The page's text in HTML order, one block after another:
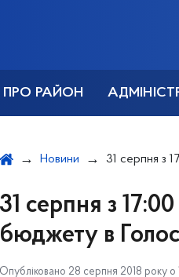
ПРО РАЙОН
Новини 31 серпня з 17:00
31 серпня з
бюджету в
Опубліковано 28 серпня 2018 року о